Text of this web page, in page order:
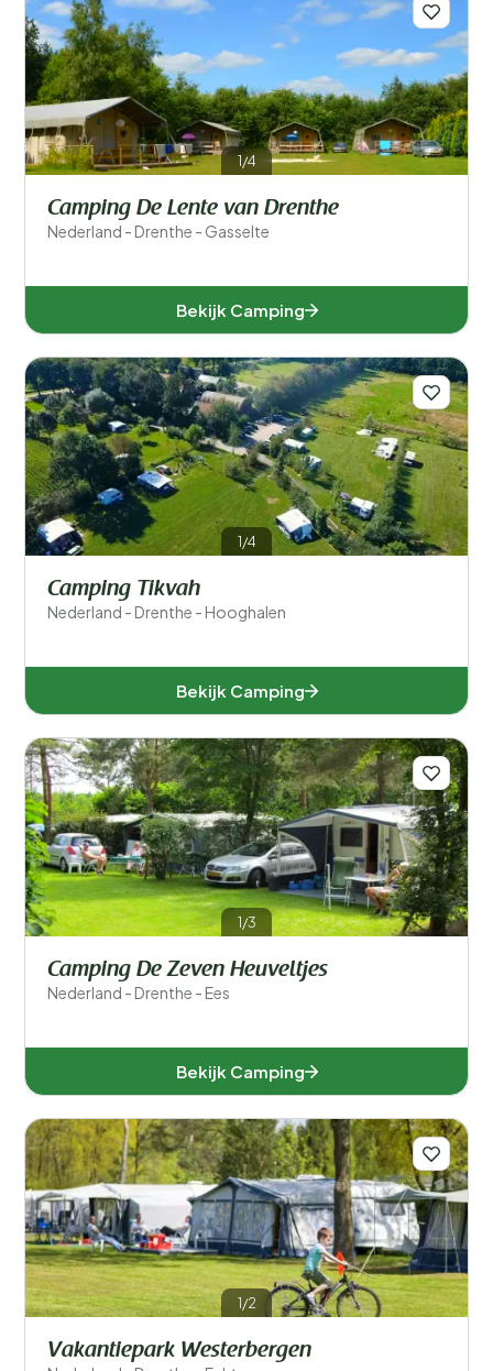
1/4
Camping De Lente van Drenthe
Nederland - Drenthe - Gasselte
Bekijk Camping
1/4
Camping Tikvah
Nederland - Drenthe - Hooghalen
Bekijk Camping
1/3
Camping De Zeven Heuveltjes
Nederland - Drenthe - Ees
Bekijk Camping
1/2
Vakantiepark Westerbergen